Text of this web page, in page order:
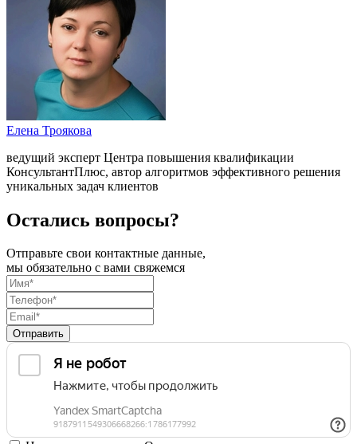
Елена Троякова
ведущий эксперт Центра повышения квалификации
КонсультантПлюс, автор алгоритмов эффективного решения
уникальных задач клиентов
Остались вопросы?
Отправьте свои контактные данные,
мы обязательно с вами свяжемся
Отправить